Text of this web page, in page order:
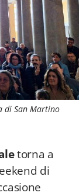
di San Martino
torna a
di